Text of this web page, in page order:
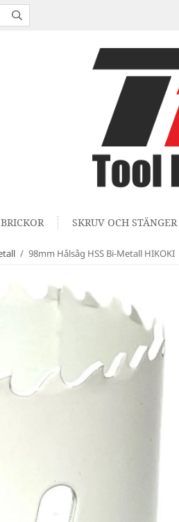
SKRUV OCH STÄNGER
/ 98mm Hålsåg HSS Bi-Metall HIKOKI